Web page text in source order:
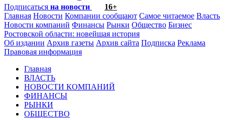
Подписаться на новости
16+
Главная Новости Компании сообщают Самое читаемое Власть
Новости компаний Финансы Рынки Общество Бизнес
Ростовской области: новейшая история
Об издании Архив газеты Архив сайта Подписка Реклама
Правовая информация
Главная
ВЛАСТЬ
НОВОСТИ КОМПАНИЙ
ФИНАНСЫ
РЫНКИ
ОБЩЕСТВО